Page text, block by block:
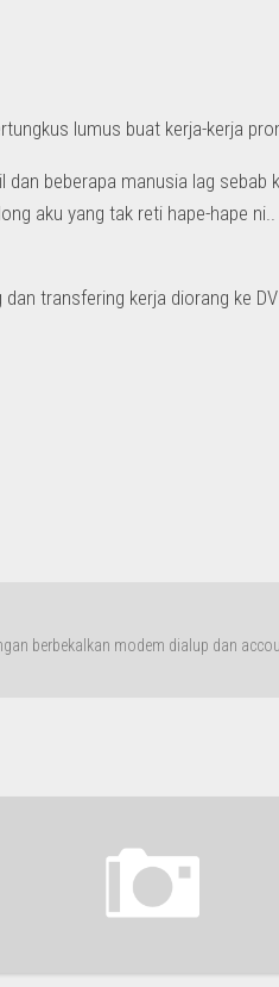
lumus buat kerja-kerja
dan beberapa manusia lag
aku yang tak reti hape-hape
transfering kerja diorang ke
berbekalkan modem dialup dan